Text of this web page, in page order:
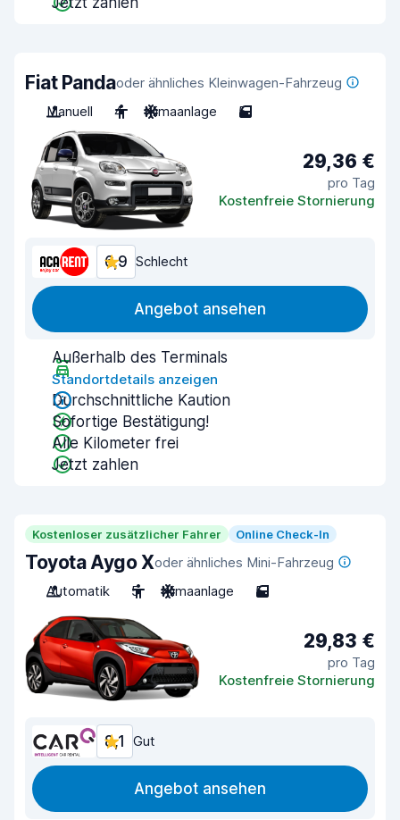
Fiat Pandaoder ähnliches Kleinwagen-Fahrzeug
Manuell
4 Klimaanlage 5
29,36 €
pro Tag
Kostenfreie Stornierung
6,9 Schlecht
Angebot ansehen
Außerhalb des Terminals
Standortdetails anzeigen
Durchschnittliche Kaution
Sofortige Bestätigung!
Alle Kilometer frei
Jetzt zahlen
Kostenloser zusätzlicher Fahrer Online Check-In
Toyota Aygo Xoder ähnliches Mini-Fahrzeug
Automatik
5 Klimaanlage 5
29,83 €
pro Tag
Kostenfreie Stornierung
8,1 Gut
Angebot ansehen